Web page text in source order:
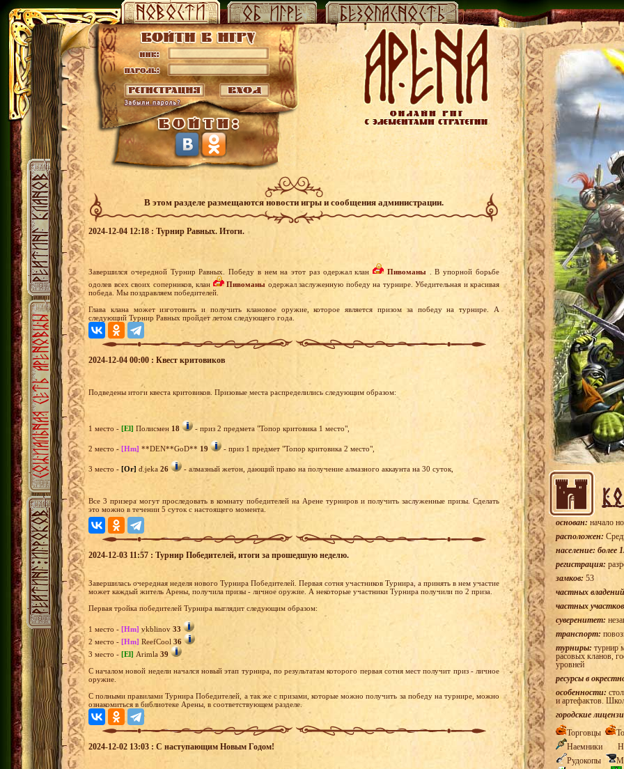
В этом разделе размещаются новости игры и сообщения администрации.
2024-12-04 12:18 : Турнир Равных. Итоги.
Завершился очередной Турнир Равных. Победу в нем на этот раз одержал клан Пивоманы. В упорной борьбе
одолев всех своих соперников, клан
Пивоманыодержал заслуженную победу на турнире. Убедительная и красивая
победа. Мы поздравляем победителей.
Глава клана может изготовить и получить клановое оружие, которое является призом за победу на турнире. А
следующий Турнир Равных пройдет летом следующего года.
2024-12-04 00:00 : Квест критовиков
Подведены итоги квеста критовиков. Призовые места распределились следующим образом:
1 место - [El] Полисмен 18 - приз 2 предмета "Топор критовика 1 место",
2 место - [Hm] **DEN**GoD** 19 - приз 1 предмет "Топор критовика 2 место",
3 место - [Or] d.jeka 26 - алмазный жетон, дающий право на получение алмазного аккаунта на 30 суток,
Все 3 призера могут проследовать в комнату победителей на Арене турниров и получить заслуженные призы. Сделать
это можно в течении 5 суток с настоящего момента.
2024-12-03 11:57 : Турнир Победителей, итоги за прошедшую неделю.
Завершилась очередная неделя нового Турнира Победителей. Первая сотня участников Турнира, а принять в нем участие
может каждый житель Арены, получила призы - личное оружие. А некоторые участники Турнира получили по 2 приза.
Первая тройка победителей Турнира выглядит следующим образом:
1 место - [Hm] vkblinov 33
2 место - [Hm] ReefCool 36
3 место - [El] Arimla 39
С началом новой недели начался новый этап турнира, по результатам которого первая сотня мест получит приз - личное
оружие.
С полными правилами Турнира Победителей, а так же с призами, которые можно получить за победу на турнире, можно
ознакомиться в библиотеке Арены, в соответствующем разделе.
2024-12-02 13:03 : С наступающим Новым Годом!
основан: начало
расположен:
население: более
регистрация:
замков: 53
частных
частных
суверенитет:
транспорт:
турниры: турнир
расовых кланов,
уровней
ресурсы в
особенности:
и артефактов.
городские
Торговцы
Наемники
Рудокопы